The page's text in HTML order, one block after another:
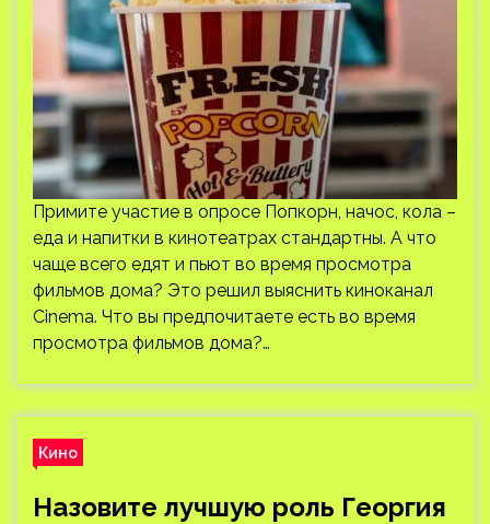
Примите участие в опросе Попкорн, начос, кола –
еда и напитки в кинотеатрах стандартны. А что
чаще всего едят и пьют во время просмотра
фильмов дома? Это решил выяснить киноканал
Cinema. Что вы предпочитаете есть во время
просмотра фильмов дома?…
Кино
Назовите лучшую роль Георгия